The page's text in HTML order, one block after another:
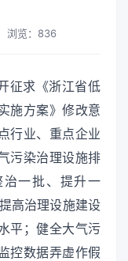
浏览： 836
征求《浙江省低
施方案》修改意
行业、重点企业
污染治理设施排
一批、提升一
高治理设施建设
平；健全大气污
控数据弄虚作假